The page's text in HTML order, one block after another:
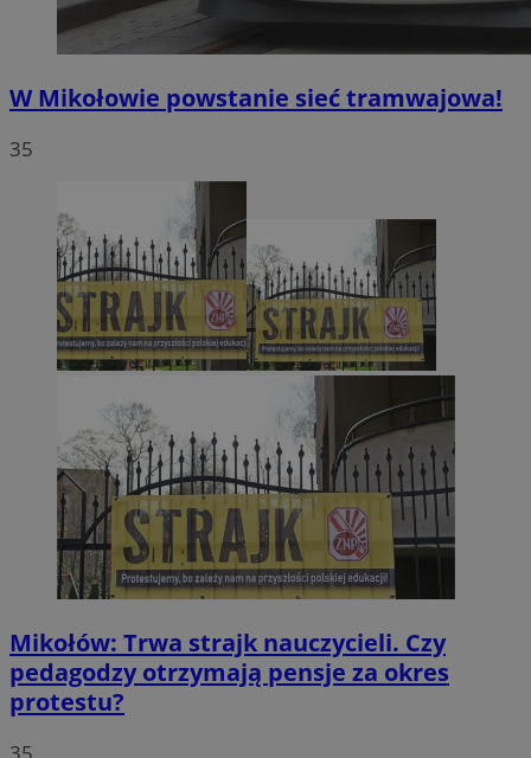
W Mikołowie powstanie sieć tramwajowa!
35
Mikołów: Trwa strajk nauczycieli. Czy
pedagodzy otrzymają pensje za okres
protestu?